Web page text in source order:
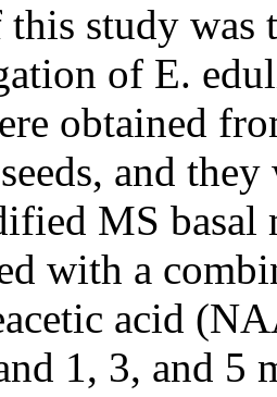
study was
of E.
obtained
and
MS basal
with a
acid
1, 3, and 5